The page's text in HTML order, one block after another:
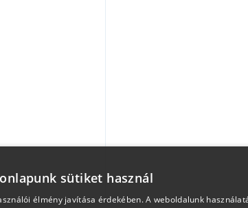
sütiket használ
élmény javítása érdekében. A weboldalunk